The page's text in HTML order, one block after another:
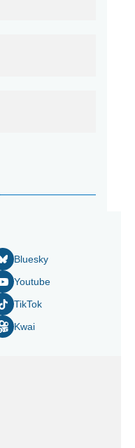
Bluesky
Youtube
TikTok
Kwai